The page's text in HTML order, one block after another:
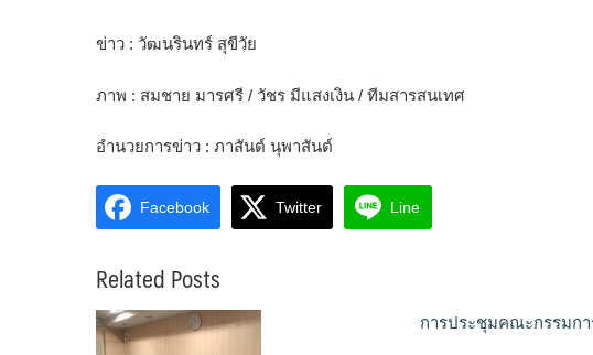
ข่าว : วัฒนรินทร์ สุขีวัย
ภาพ : สมชาย มารศรี / วัชร มีแสงเงิน / ทีมสารสนเทศ
อำนวยการข่าว : ภาสันต์ นุพาสันต์
Facebook Twitter Line
Related Posts
การประชุมคณะกรรมก